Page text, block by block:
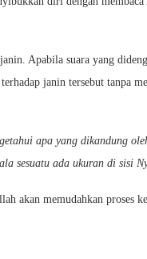
Apabila suara yang
janin tersebut tanpa
apa yang dikandung
sesuatu ada ukuran di sisi
akan memudahkan proses